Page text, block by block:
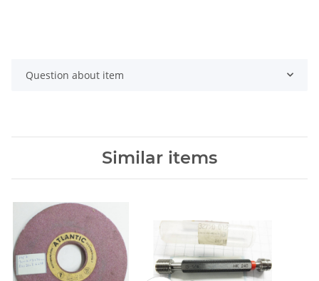
Question about item
Similar items